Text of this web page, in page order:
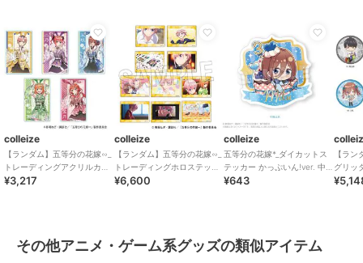
colleize
【ランダム】五等分の花嫁∽_
トレーディングアクリルカー
ド 和装バニーver.【コンプリ
¥3,217
colleize
【ランダム】五等分の花嫁∽_
トレーディングホロステッカ
ー 一花BOX【BOX】
¥6,600
colleize
五等分の花嫁*_ダイカットス
テッカー かっぷいん!ver. 中
野三玖
¥643
【ラ
グリッ
BOXB(
その他アニメ・ゲーム系グッズの類似アイテム